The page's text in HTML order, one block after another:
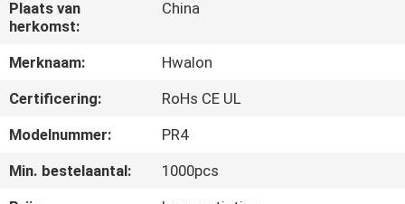
ONS
FABRIEKSTOCHT
KWALITEITSCONTROLE
NEEM
Plaats van
herkomst:
China
Merknaam:
Hwalon
Certificering:
RoHs CE UL
Modelnummer:
PR4
Min. bestelaantal:
1000pcs